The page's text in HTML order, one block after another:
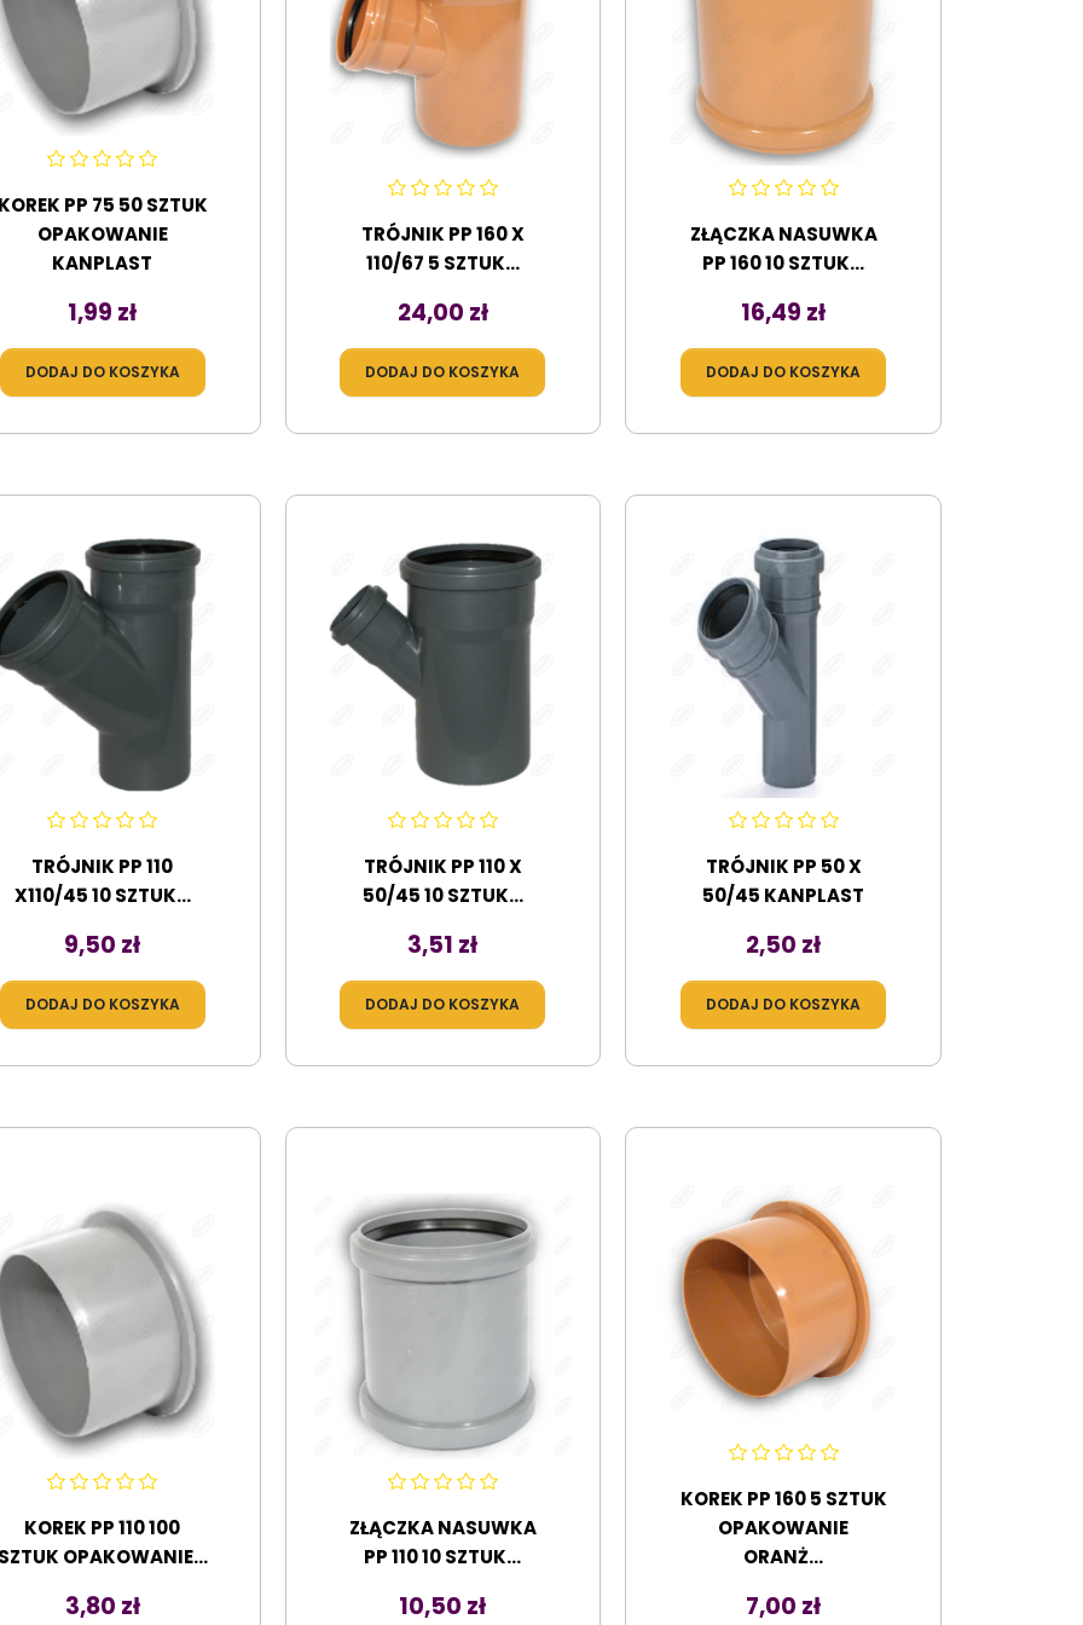
PP 75 50 SZTUK
OPAKOWANIE
KANPLAST
Cena
1,99 zł
DODAJ DO KOSZYKA
TRÓJNIK PP 160 X
110/67 5 SZTUK...
Cena
24,00 zł
DODAJ DO KOSZYKA
ZŁĄCZKA NASUWKA
PP 160 10 SZTUK...
Cena
16,49 zł
DODAJ DO KOSZYKA
TRÓJNIK PP 110
X110/45 10 SZTUK...
Cena
9,50 zł
DODAJ DO KOSZYKA
TRÓJNIK PP 110 X
50/45 10 SZTUK...
Cena
3,51 zł
DODAJ DO KOSZYKA
TRÓJNIK PP 50 X
50/45 KANPLAST
Cena
2,50 zł
DODAJ DO KOSZYKA
KOREK PP 110 100
OPAKOWANIE...
Cena
3,80 zł
ZŁĄCZKA NASUWKA
PP 110 10 SZTUK...
Cena
10,50 zł
KOREK PP 160 5 SZTUK
OPAKOWANIE
ORANŻ...
Cena
7,00 zł